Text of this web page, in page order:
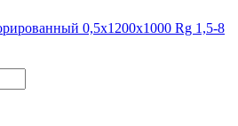
0,5х1200х1000 Rg 1,5-8